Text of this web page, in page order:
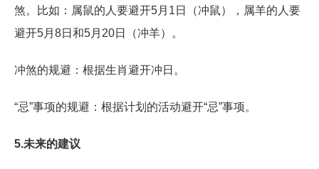
煞。比如：属鼠的人要避开5月1日（冲鼠），属羊的人要
避开5月8日和5月20日（冲羊）。
冲煞的规避：根据生肖避开冲日。
“忌”事项的规避：根据计划的活动避开“忌”事项。
5.未来的建议